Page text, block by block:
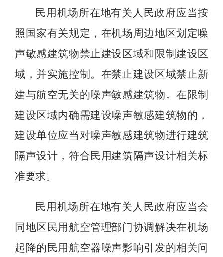
民用机场所在地有关人民政府应当按
照国家有关规定，在机场周边地区划定噪
声敏感建筑物禁止建设区域和限制建设区
域，并实施控制。在禁止建设区域禁止新
建与航空无关的噪声敏感建筑物。在限制
建设区域内确需建设噪声敏感建筑物的，
建设单位应当对噪声敏感建筑物进行建筑
隔声设计，符合民用建筑隔声设计相关标
准要求。
民用机场所在地有关人民政府应当会
同地区民用航空管理部门协调解决在机场
起降的民用航空器噪声影响引发的相关问